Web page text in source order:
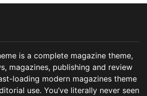
is a complete magazine theme,
magazines, publishing and review
loading modern magazines theme
use. You’ve literally never seen